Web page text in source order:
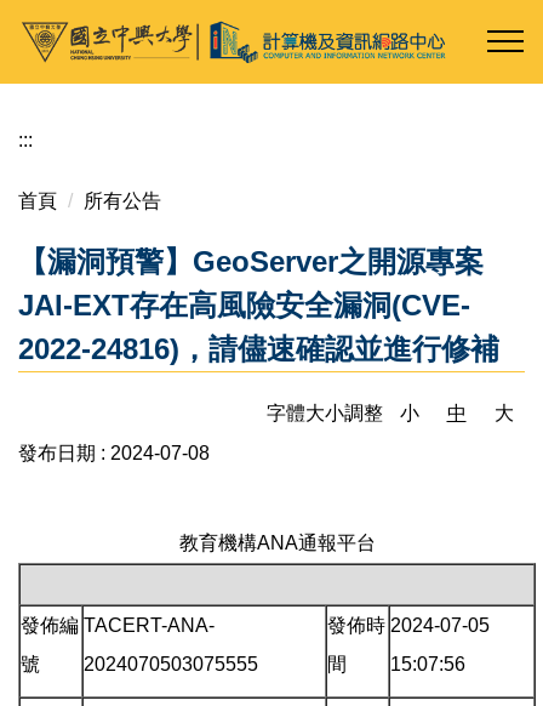
跳
內
區
:::
首頁 所有公告
【漏洞預警】GeoServer之開源專案
JAI-EXT存在高風險安全漏洞(CVE-
2022-24816)，請儘速確認並進行修補
字體大小調整 小 中
大
發布日期 : 2024-07-08
教育機構ANA通報平台
發佈編
號
TACERT-ANA-
2024070503075555
發佈時
間
2024-07-05
15:07:56